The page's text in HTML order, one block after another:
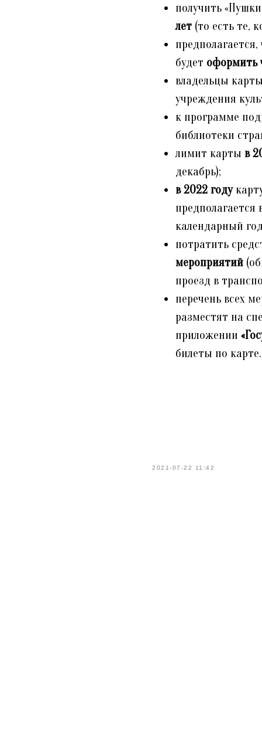
получить
лет (то есть те,
будет оформить
владельцы
учреждения
к программе
библиотеки
лимит карты в
декабрь);
в 2022 году
календарный
потратить
мероприятий
проезд в
перечень всех
разместят на
приложении
билеты по карте.
2021-07-22 11:42